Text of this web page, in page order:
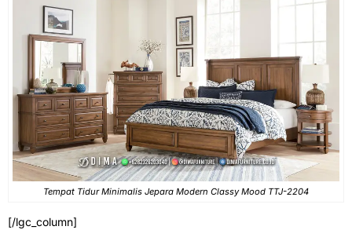
Tempat Tidur Minimalis Jepara Modern Classy Mood TTJ-2204
[/lgc_column]